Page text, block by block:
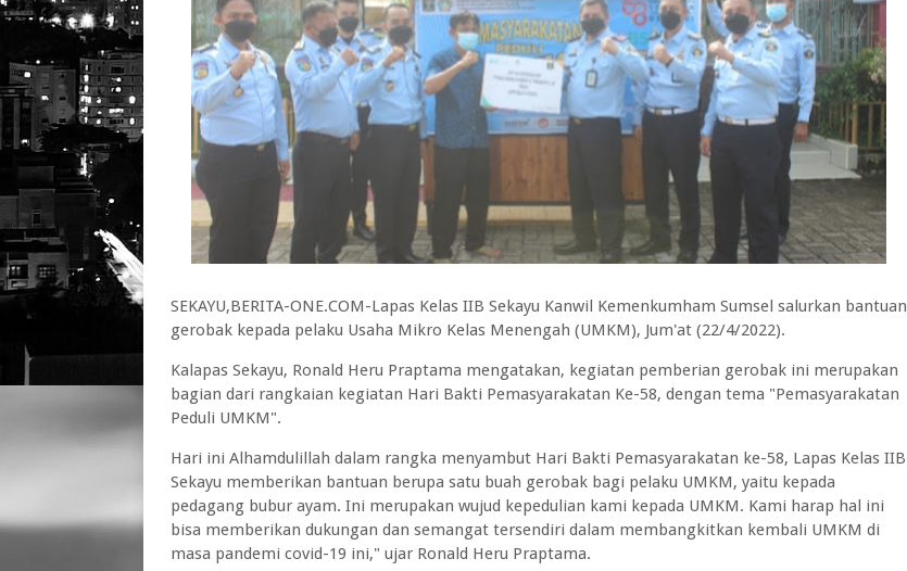
SEKAYU,BERITA-ONE.COM-Lapas Kelas IIB Sekayu Kanwil Kemenkumham Sumsel salurkan bantuan
gerobak kepada pelaku Usaha Mikro Kelas Menengah (UMKM), Jum'at (22/4/2022).
Kalapas Sekayu, Ronald Heru Praptama mengatakan, kegiatan pemberian gerobak ini merupakan
bagian dari rangkaian kegiatan Hari Bakti Pemasyarakatan Ke-58, dengan tema "Pemasyarakatan
Peduli UMKM".
Hari ini Alhamdulillah dalam rangka menyambut Hari Bakti Pemasyarakatan ke-58, Lapas Kelas IIB
Sekayu memberikan bantuan berupa satu buah gerobak bagi pelaku UMKM, yaitu kepada
pedagang bubur ayam. Ini merupakan wujud kepedulian kami kepada UMKM. Kami harap hal ini
bisa memberikan dukungan dan semangat tersendiri dalam membangkitkan kembali UMKM di
masa pandemi covid-19 ini," ujar Ronald Heru Praptama.